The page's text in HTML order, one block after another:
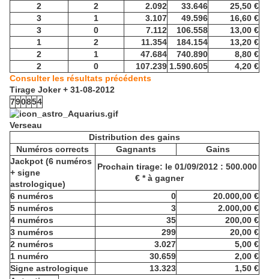
2
2 2.092 33.646
25,50 €
3
1 3.107 49.596
16,60 €
3
0 7.112 106.558
13,00 €
1
2 11.354 184.154
13,20 €
2
1 47.684 740.890
8,80 €
2
0 107.239 1.590.605
4,20 €
Consulter les résultats précédents
Tirage Joker + 31-08-2012
790854
Verseau
Distribution des gains
Numéros corrects
Gagnants
Gains
Jackpot (6 numéros
+ signe
astrologique)
Prochain tirage: le 01/09/2012 : 500.000
€ * à gagner
6 numéros
0
20.000,00 €
5 numéros
3
2.000,00 €
4 numéros
35
200,00 €
3 numéros
299
20,00 €
2 numéros
3.027
5,00 €
1 numéro
30.659
2,00 €
Signe astrologique
13.323
1,50 €